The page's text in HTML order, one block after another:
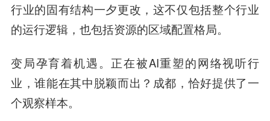
行业的固有结构一夕更改，这不仅包括整个行业
的运行逻辑，也包括资源的区域配置格局。
变局孕育着机遇。正在被AI重塑的网络视听行
业，谁能在其中脱颖而出？成都，恰好提供了一
个观察样本。